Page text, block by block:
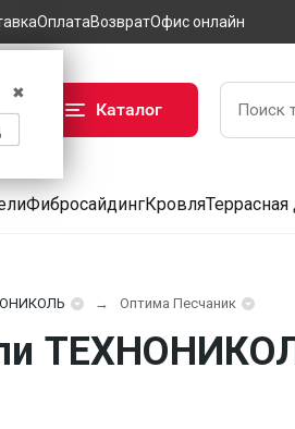
✖
ОплатаВозвратОфис онлайн
Каталог
ФибросайдингКровля
Оптима Песчаник